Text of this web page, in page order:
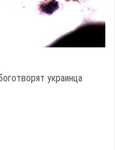
украинца